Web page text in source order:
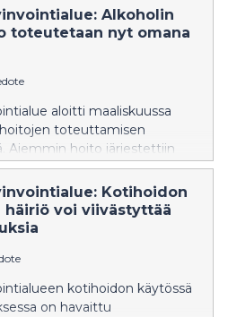
aikaisintaan 1.9.2026.
Alkoholin
toteutetaan nyt omana
aloitti maaliskuussa
toteuttamisen
Aiemmin hoito järjestettiin
ulkopuolella, mutta
mittaiset
toteuttaa omalla alueella.
Kotihoidon
voi viivästyttää
kotihoidon käytössä
on havaittu